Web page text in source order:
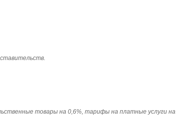
товары на 0,6%, тарифы на платные услуги на